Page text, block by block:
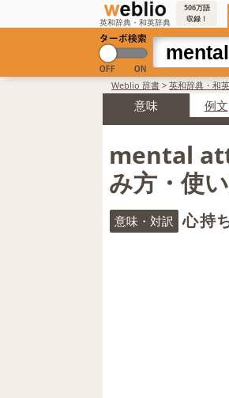
英和辞典・和英辞典
506万語
収録！
Weblio 辞書 > 英和辞典・和
意味 例文
mental
み方・使
意味・対訳 心持